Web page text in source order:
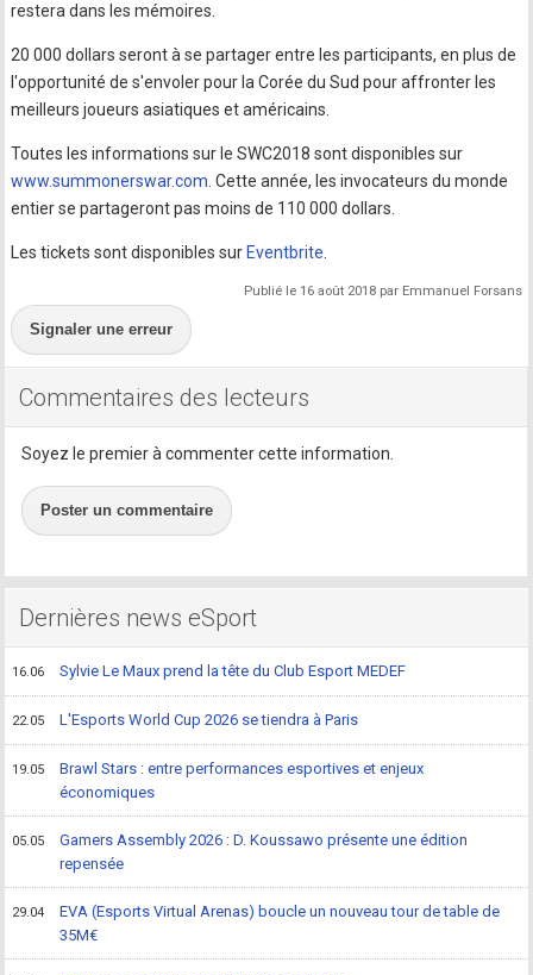
restera dans les mémoires.
20 000 dollars seront à se partager entre les participants, en plus de
l'opportunité de s'envoler pour la Corée du Sud pour affronter les
meilleurs joueurs asiatiques et américains.
Toutes les informations sur le SWC2018 sont disponibles sur
www.summonerswar.com. Cette année, les invocateurs du monde
entier se partageront pas moins de 110 000 dollars.
Les tickets sont disponibles sur Eventbrite.
Publié le 16 août 2018 par Emmanuel Forsans
Signaler une erreur
Commentaires des lecteurs
Soyez le premier à commenter cette information.
Poster un commentaire
Dernières news eSport
16.06 Sylvie Le Maux prend la tête du Club Esport MEDEF
22.05 L'Esports World Cup 2026 se tiendra à Paris
19.05
Brawl Stars : entre performances esportives et enjeux
économiques
05.05
Gamers Assembly 2026 : D. Koussawo présente une édition
repensée
29.04
EVA (Esports Virtual Arenas) boucle un nouveau tour de table de
35M€